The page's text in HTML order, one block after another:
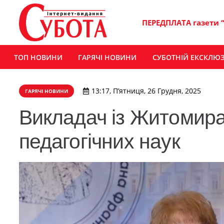
ПЕРЕДПЛАТА газети
ТОП НОВИНИ ГАРЯЧІ НОВИНИ СУБОТНІЙ
ГАРЯЧІ НОВИНИ 13:17, П’ятниця, 26 Грудня, 2025
Викладач із
педагогічних наук